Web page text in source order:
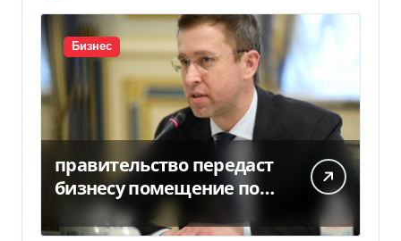
Бизнес
правительство передаст
бизнесу помещение под
склады